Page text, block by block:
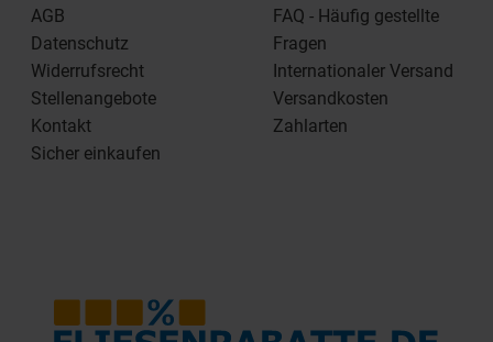
AGB
Datenschutz
Widerrufsrecht
Stellenangebote
Kontakt
Sicher einkaufen
FAQ - Häufig gestellte
Fragen
Internationaler Versand
Versandkosten
Zahlarten